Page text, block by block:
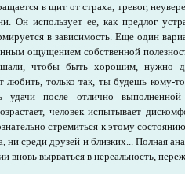
в щит от страха, тревог,
Он использует ее, как предлог
в зависимость. Еще один
ощущением собственной
чтобы быть хорошим, нужно
любить, только так, ты будешь
удачи после отлично
человек испытывает
стремиться к этому
среди друзей и близких... Полная
вновь вырваться в нереальность,